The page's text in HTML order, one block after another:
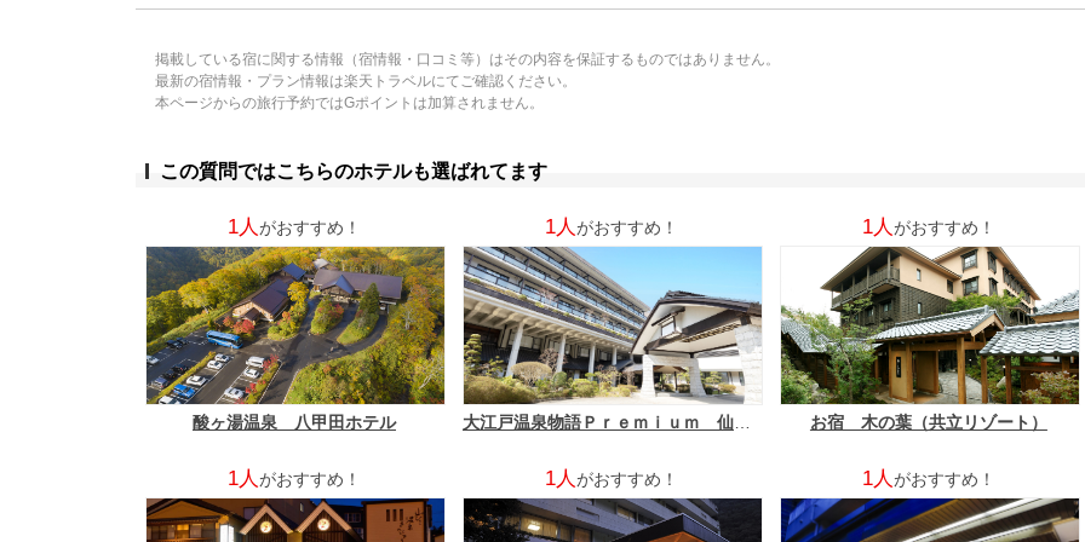
掲載している宿に関する情報（宿情報・口コミ等）はその内容を保証するものではありません。
最新の宿情報・プラン情報は楽天トラベルにてご確認ください。
本ページからの旅行予約ではGポイントは加算されません。
この質問ではこちらのホテルも選ばれてます
1人がおすすめ！
酸ヶ湯温泉 八甲田ホテル
1人がおすすめ！
大江戸温泉物語Ｐｒｅｍｉｕｍ 仙台作並（旧：作並温泉 鷹泉閣岩松旅館）
1人がおすすめ！
お宿 木の葉（共立リゾート）
1人がおすすめ！ 1人がおすすめ！ 1人がおすすめ！